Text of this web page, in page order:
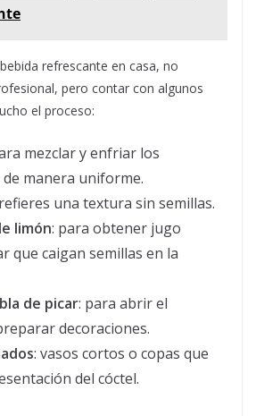
refrescante en casa, no
pero contar con algunos
el proceso:
mezclar y enfriar los
manera uniforme.
una textura sin semillas.
limón: para obtener jugo
que caigan semillas en la
de picar: para abrir el
decoraciones.
: vasos cortos o copas que
del cóctel.